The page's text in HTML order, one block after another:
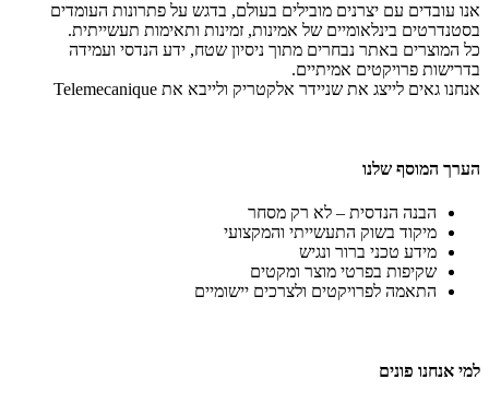
אנו עובדים עם יצרנים מובילים בעולם, בדגש על פתרונות העומדים
בסטנדרטים בינלאומיים של אמינות, זמינות ותאימות תעשייתית.
כל המוצרים באתר נבחרים מתוך ניסיון שטח, ידע הנדסי ועמידה
בדרישות פרויקטים אמיתיים.
אנחנו גאים לייצג את שניידר אלקטריק ולייבא את Telemecanique
הערך המוסף שלנו
הבנה הנדסית – לא רק מסחר
מיקוד בשוק התעשייתי והמקצועי
מידע טכני ברור ונגיש
שקיפות בפרטי מוצר ומקטים
התאמה לפרויקטים ולצרכים יישומיים
למי אנחנו פונים